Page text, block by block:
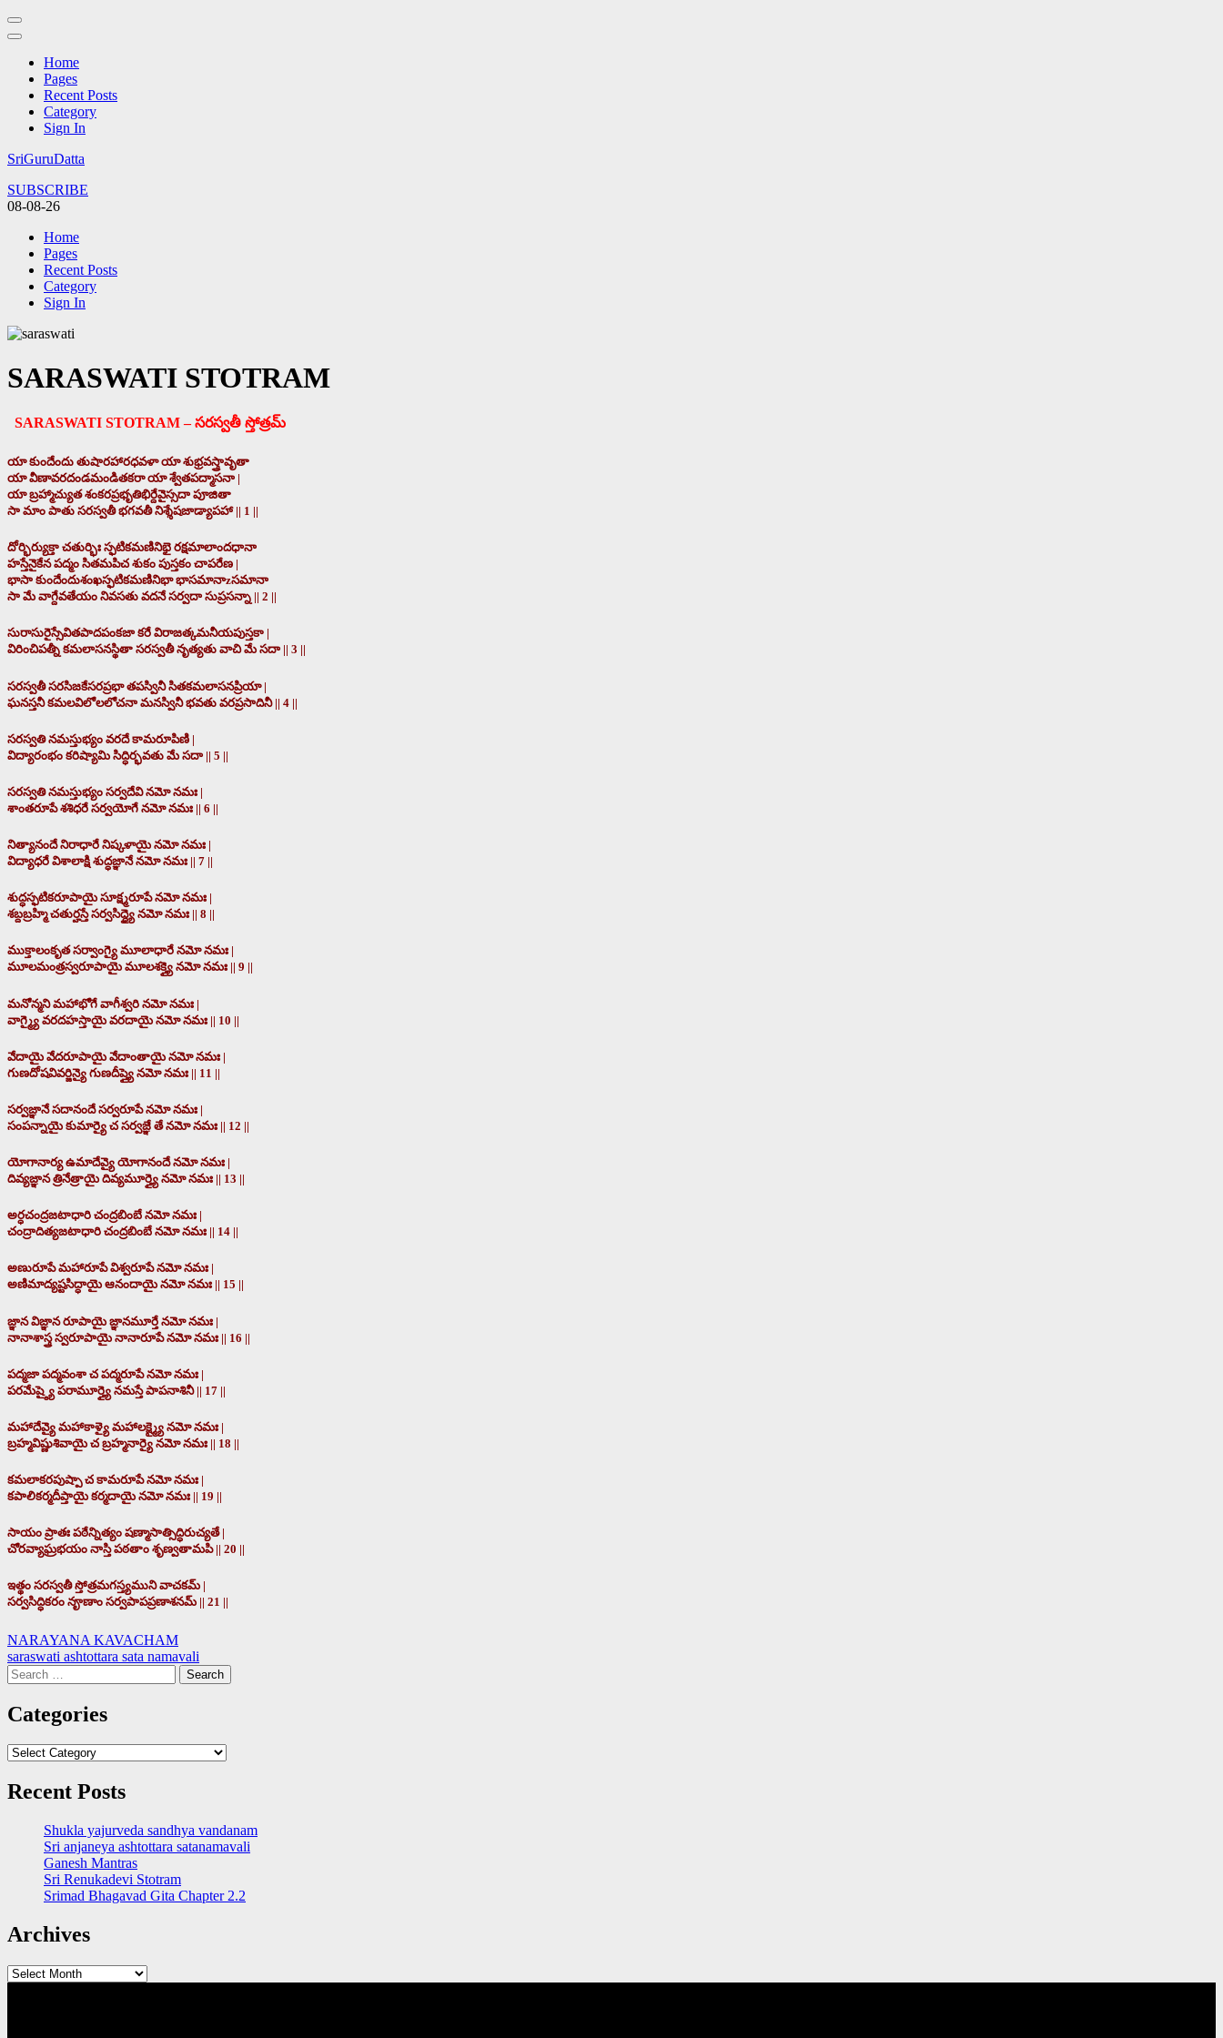
Home
Pages
Recent Posts
Category
Sign In
Skip
content
(Press
SriGuruDatta
SUBSCRIBE
08-08-26
Home
Pages
Recent Posts
Category
Sign In
SARASWATI STOTRAM
SARASWATI STOTRAM – సరస్వతీ స్తోత్రమ్
యా కుందేందు తుషారహారధవళా యా శుభ్రవస్త్రావృతా
యా వీణావరదండమండితకరా యా శ్వేతపద్మాసనా |
యా బ్రహ్మాచ్యుత శంకరప్రభృతిభిర్దేవైస్సదా పూజితా
సా మాం పాతు సరస్వతీ భగవతీ నిశ్శేషజాడ్యాపహా || 1 ||
దోర్భిర్యుక్తా చతుర్భిః స్ఫటికమణినిభై రక్షమాలాందధానా
హస్తేనైకేన పద్మం సితమపిచ శుకం పుస్తకం చాపరేణ |
భాసా కుందేందుశంఖస్ఫటికమణినిభా భాసమానాzసమానా
సా మే వాగ్దేవతేయం నివసతు వదనే సర్వదా సుప్రసన్నా || 2 ||
సురాసురైస్సేవితపాదపంకజా కరే విరాజత్కమనీయపుస్తకా |
విరించిపత్నీ కమలాసనస్థితా సరస్వతీ నృత్యతు వాచి మే సదా || 3 ||
సరస్వతీ సరసిజకేసరప్రభా తపస్వినీ సితకమలాసనప్రియా |
ఘనస్తనీ కమలవిలోలలోచనా మనస్వినీ భవతు వరప్రసాదినీ || 4 ||
సరస్వతి నమస్తుభ్యం వరదే కామరూపిణి |
విద్యారంభం కరిష్యామి సిద్ధిర్భవతు మే సదా || 5 ||
సరస్వతి నమస్తుభ్యం సర్వదేవి నమో నమః |
శాంతరూపే శశిధరే సర్వయోగే నమో నమః || 6 ||
నిత్యానందే నిరాధారే నిష్కళాయై నమో నమః |
విద్యాధరే విశాలాక్షి శుద్ధజ్ఞానే నమో నమః || 7 ||
శుద్ధస్ఫటికరూపాయై సూక్ష్మరూపే నమో నమః |
శబ్దబ్రహ్మి చతుర్హస్తే సర్వసిద్ధ్యై నమో నమః || 8 ||
ముక్తాలంకృత సర్వాంగ్యై మూలాధారే నమో నమః |
మూలమంత్రస్వరూపాయై మూలశక్త్యై నమో నమః || 9 ||
మనోన్మని మహాభోగే వాగీశ్వరి నమో నమః |
వాగ్మ్యై వరదహస్తాయై వరదాయై నమో నమః || 10 ||
వేదాయై వేదరూపాయై వేదాంతాయై నమో నమః |
గుణదోషవివర్జిన్యై గుణదీప్త్యై నమో నమః || 11 ||
సర్వజ్ఞానే సదానందే సర్వరూపే నమో నమః |
సంపన్నాయై కుమార్యై చ సర్వజ్ఞే తే నమో నమః || 12 ||
యోగానార్య ఉమాదేవ్యై యోగానందే నమో నమః |
దివ్యజ్ఞాన త్రినేత్రాయై దివ్యమూర్త్యై నమో నమః || 13 ||
అర్ధచంద్రజటాధారి చంద్రబింబే నమో నమః |
చంద్రాదిత్యజటాధారి చంద్రబింబే నమో నమః || 14 ||
అణురూపే మహారూపే విశ్వరూపే నమో నమః |
అణిమాద్యష్టసిద్ధాయై ఆనందాయై నమో నమః || 15 ||
జ్ఞాన విజ్ఞాన రూపాయై జ్ఞానమూర్తే నమో నమః |
నానాశాస్త్ర స్వరూపాయై నానారూపే నమో నమః || 16 ||
పద్మజా పద్మవంశా చ పద్మరూపే నమో నమః |
పరమేష్ఠ్యై పరామూర్త్యై నమస్తే పాపనాశినీ || 17 ||
మహాదేవ్యై మహాకాళ్యై మహాలక్ష్మ్యై నమో నమః |
బ్రహ్మవిష్ణుశివాయై చ బ్రహ్మనార్యై నమో నమః || 18 ||
కమలాకరపుష్పా చ కామరూపే నమో నమః |
కపాలికర్మదీప్తాయై కర్మదాయై నమో నమః || 19 ||
సాయం ప్రాతః పఠేన్నిత్యం షణ్మాసాత్సిద్ధిరుచ్యతే |
చోరవ్యాఘ్రభయం నాస్తి పఠతాం శృణ్వతామపి || 20 ||
ఇత్థం సరస్వతీ స్తోత్రమగస్త్యముని వాచకమ్ |
సర్వసిద్ధికరం నౄణాం సర్వపాపప్రణాశనమ్ || 21 ||
Post
navigation
NARAYANA KAVACHAM
saraswati ashtottara sata namavali
Search
for:
Categories
Categories
Recent Posts
Shukla yajurveda sandhya vandanam
Sri anjaneya ashtottara satanamavali
Ganesh Mantras
Sri Renukadevi Stotram
Srimad Bhagavad Gita Chapter 2.2
Archives
Archives